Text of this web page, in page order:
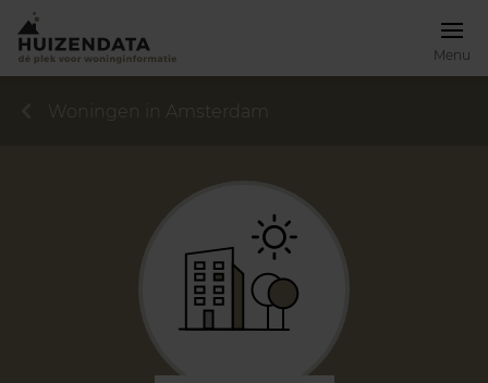
Menu
Woningen in Amsterdam